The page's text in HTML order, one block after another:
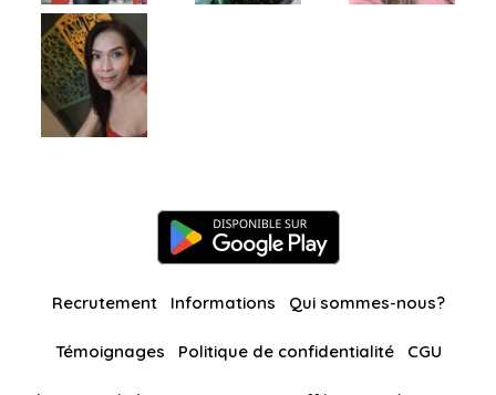
Recrutement Informations Qui sommes-nous?
Témoignages Politique de confidentialité CGU